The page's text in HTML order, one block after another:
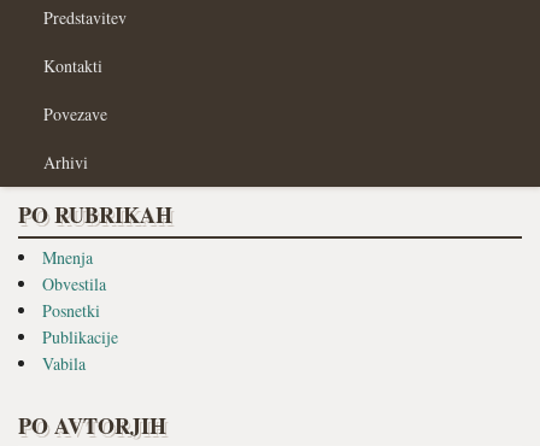
Predstavitev
Kontakti
Povezave
Arhivi
PO RUBRIKAH
Mnenja
Obvestila
Posnetki
Publikacije
Vabila
PO AVTORJIH